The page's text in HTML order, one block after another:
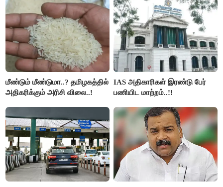
மீண்டும் மீண்டுமா..? தமிழகத்தில்
அதிகரிக்கும் அரிசி விலை..!
IAS அதிகாரிகள் இரண்டு பேர்
பணியிட மாற்றம்..!!